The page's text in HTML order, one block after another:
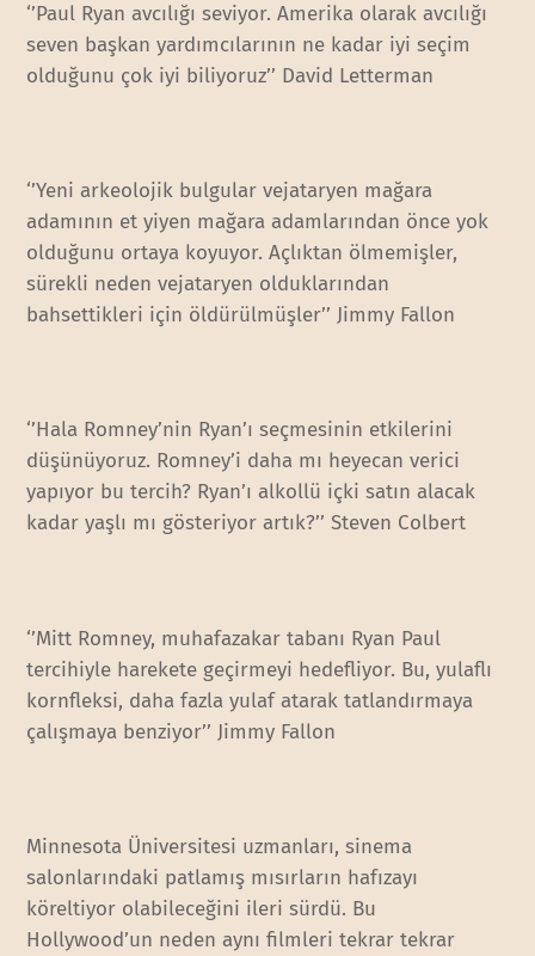
‘’Paul Ryan avcılığı seviyor. Amerika olarak avcılığı
seven başkan yardımcılarının ne kadar iyi seçim
olduğunu çok iyi biliyoruz’’ David Letterman
‘’Yeni arkeolojik bulgular vejataryen mağara
adamının et yiyen mağara adamlarından önce yok
olduğunu ortaya koyuyor. Açlıktan ölmemişler,
sürekli neden vejataryen olduklarından
bahsettikleri için öldürülmüşler’’ Jimmy Fallon
‘’Hala Romney’nin Ryan’ı seçmesinin etkilerini
düşünüyoruz. Romney’i daha mı heyecan verici
yapıyor bu tercih? Ryan’ı alkollü içki satın alacak
kadar yaşlı mı gösteriyor artık?’’ Steven Colbert
‘’Mitt Romney, muhafazakar tabanı Ryan Paul
tercihiyle harekete geçirmeyi hedefliyor. Bu, yulaflı
kornfleksi, daha fazla yulaf atarak tatlandırmaya
çalışmaya benziyor’’ Jimmy Fallon
Minnesota Üniversitesi uzmanları, sinema
salonlarındaki patlamış mısırların hafızayı
köreltiyor olabileceğini ileri sürdü. Bu
Hollywood’un neden aynı filmleri tekrar tekrar